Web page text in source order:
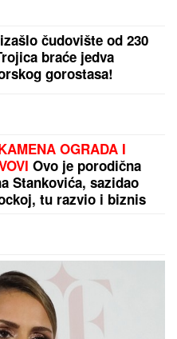
Terza
sa Milicom u
mi što nisam
BRENA PALA NA
Skočili odmah da
- Prija i nova snajka
šta je Viktor radio